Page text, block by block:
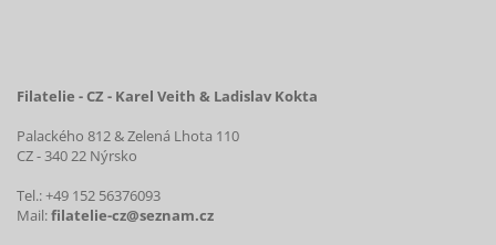
Filatelie - CZ - Karel Veith & Ladislav Kokta
Palackého 812 & Zelená Lhota 110
CZ - 340 22 Nýrsko
Tel.: +49 152 56376093
Mail:filatelie-cz@seznam.cz